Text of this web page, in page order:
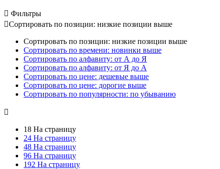
 Фильтры
Сортировать по позиции: низкие позиции выше
Сортировать по позиции: низкие позиции выше
Сортировать по времени: новинки выше
Сортировать по алфавиту: от А до Я
Сортировать по алфавиту: от Я до А
Сортировать по цене: дешевые выше
Сортировать по цене: дорогие выше
Сортировать по популярности: по убыванию

18 На страницу
24 На страницу
48 На страницу
96 На страницу
192 На страницу